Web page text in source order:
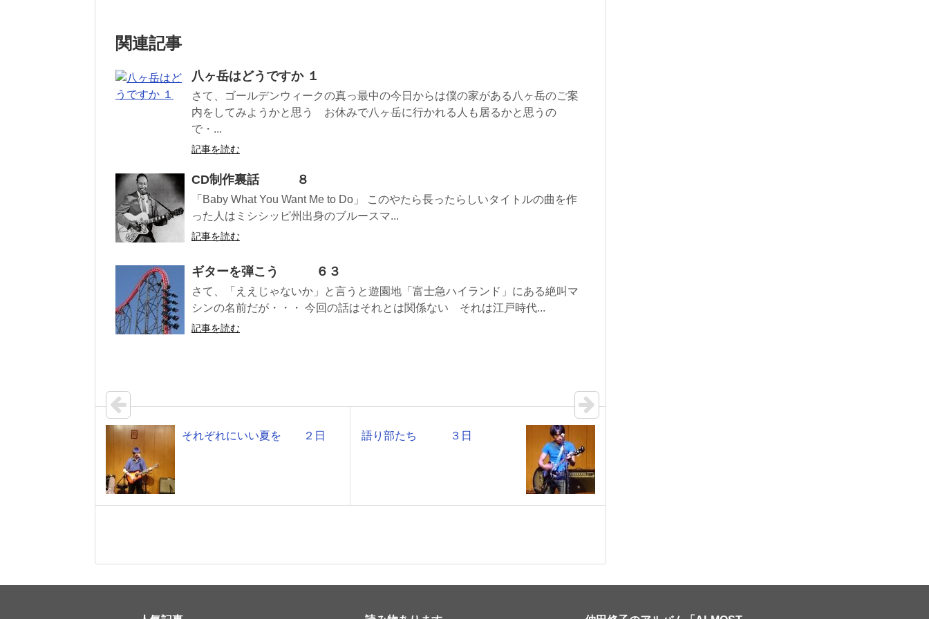
関連記事
八ヶ岳はどうですか １
さて、ゴールデンウィークの真っ最中の今日からは僕の家がある八ヶ岳のご案
内をしてみようかと思う お休みで八ヶ岳に行かれる人も居るかと思うの
で・...
記事を読む
CD制作裏話 ８
「Baby What You Want Me to Do」 このやたら長ったらしいタイトルの曲を作
った人はミシシッピ州出身のブルースマ...
記事を読む
ギターを弾こう ６３
さて、「ええじゃないか」と言うと遊園地「富士急ハイランド」にある絶叫マ
シンの名前だが・・・ 今回の話はそれとは関係ない それは江戸時代...
記事を読む
それぞれにいい夏を ２日 語り部たち ３日